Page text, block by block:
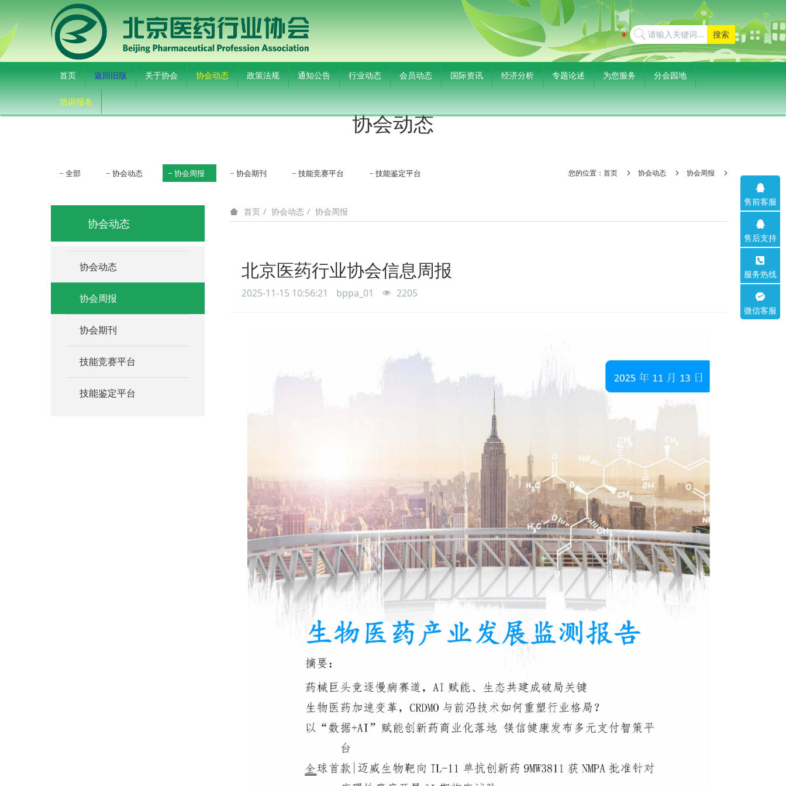
搜索
首页 返回旧版 关于协会 协会动态 政策法规 通知公告 行业动态 会员动态 国际资讯 经济分析 专题论述 为您服务 分会园地
培训报名
协会动态
全部 协会动态 协会周报 协会期刊 技能竞赛平台 技能鉴定平台 您的位置： 首页 协会动态 协会周报
首页 协会动态 协会周报
北京医药行业协会信息周报
2025-11-15 10:56:21 bppa_01 2205
协会动态
协会动态
协会周报
协会期刊
技能竞赛平台
技能鉴定平台
售前客服
售后支持
服务热线
微信客服